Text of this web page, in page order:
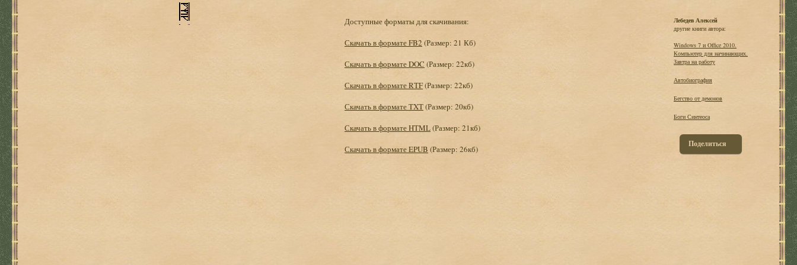
Доступные форматы для скачивания:
Скачать в формате FB2 (Размер: 21 Кб)
Скачать в формате DOC (Размер: 22кб)
Скачать в формате RTF(Размер: 22кб)
Скачать в формате TXT(Размер: 20кб)
Скачать в формате HTML(Размер: 21кб)
Скачать в формате EPUB (Размер: 26кб)
Лебедев Алексей
другие книги автора:
Windows 7 и Office 2010.
Компьютер для начинающих.
Завтра на работу
Автобиография
Бегство от демонов
Боги Синтеоса
Поделиться